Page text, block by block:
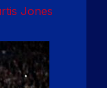
Jones